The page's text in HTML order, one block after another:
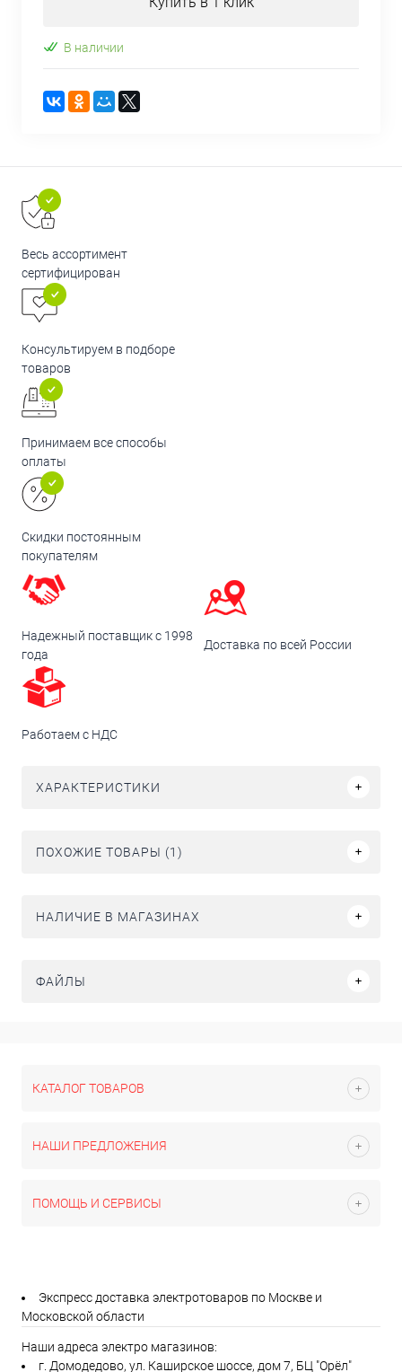
В наличии
Весь ассортимент
сертифицирован
Консультируем в подборе
товаров
Принимаем все способы
оплаты
Скидки постоянным
покупателям
Надежный поставщик с 1998
года
Доставка по всей России
Работаем с НДС
ХАРАКТЕРИСТИКИ
ПОХОЖИЕ ТОВАРЫ (1)
НАЛИЧИЕ В МАГАЗИНАХ
ФАЙЛЫ
КАТАЛОГ ТОВАРОВ
НАШИ ПРЕДЛОЖЕНИЯ
ПОМОЩЬ И СЕРВИСЫ
Экспресс доставка электротоваров по Москве и
Московской области
Наши адреса электро магазинов:
г. Домодедово, ул. Каширское шоссе, дом 7, БЦ "Орёл"